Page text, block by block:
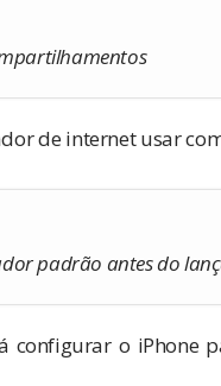
de internet usar
padrão antes do
configurar o iPhone